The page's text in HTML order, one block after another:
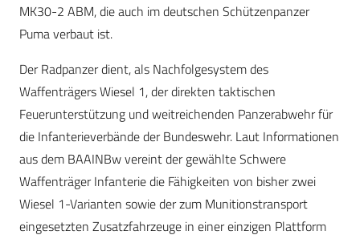
MK30-2 ABM, die auch im deutschen Schützenpanzer
Puma verbaut ist.
Der Radpanzer dient, als Nachfolgesystem des
Waffenträgers Wiesel 1, der direkten taktischen
Feuerunterstützung und weitreichenden Panzerabwehr für
die Infanterieverbände der Bundeswehr. Laut Informationen
aus dem BAAINBw vereint der gewählte Schwere
Waffenträger Infanterie die Fähigkeiten von bisher zwei
Wiesel 1-Varianten sowie der zum Munitionstransport
eingesetzten Zusatzfahrzeuge in einer einzigen Plattform